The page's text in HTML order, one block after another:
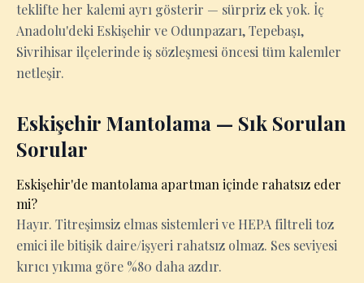
teklifte her kalemi ayrı gösterir — sürpriz ek yok. İç
Anadolu'deki Eskişehir ve Odunpazarı, Tepebaşı,
Sivrihisar ilçelerinde iş sözleşmesi öncesi tüm kalemler
netleşir.
Eskişehir Mantolama — Sık Sorulan
Sorular
Eskişehir'de mantolama apartman içinde rahatsız eder
mi?
Hayır. Titreşimsiz elmas sistemleri ve HEPA filtreli toz
emici ile bitişik daire/işyeri rahatsız olmaz. Ses seviyesi
kırıcı yıkıma göre %80 daha azdır.